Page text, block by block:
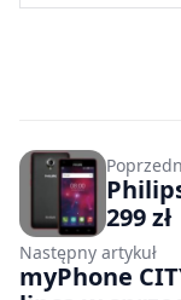
299 zł
Następny artykuł
myPhone CITY – za 559